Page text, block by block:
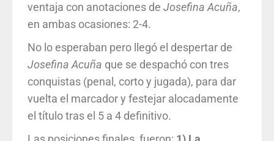
ventaja con anotaciones de Josefina Acuña,
en ambas ocasiones: 2-4.
No lo esperaban pero llegó el despertar de
Josefina Acuña que se despachó con tres
conquistas (penal, corto y jugada), para dar
vuelta el marcador y festejar alocadamente
el título tras el 5 a 4 definitivo.